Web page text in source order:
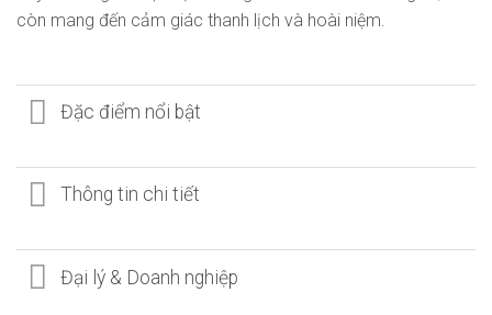
còn mang đến cảm giác thanh lịch và hoài niệm.
Đặc điểm nổi bật
Thông tin chi tiết
Đại lý & Doanh nghiệp